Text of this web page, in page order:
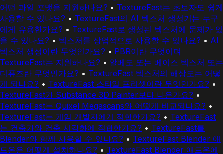
어떤 파일 포맷을 지원하나요? • TextureFast는 초보자도 쉽게
사용할 수 있나요? • TextureFast의 AI 텍스처 생성기는 누구
에게 유용한가요? • TextureFast로 생성된 텍스처에 문제가 있
을 수 있나요? • 텍스처를 상업적으로 사용할 수 있나요? • AI
텍스처 생성이란 무엇인가요? • PBR이란 무엇이며
TextureFast는 지원하나요? • 알베도 또는 베이스 텍스처 또는
디퓨즈란 무엇인가요? • TextureFast 텍스처의 해상도는 어떻
게 되나요? • TextureFast 스타일 프리셋이란 무엇인가요? •
TextureFast가 Substance 3D Painter보다 나은가요? •
TextureFast는 Quixel Megascans와 어떻게 비교되나요? •
TextureFast는 게임 개발자에게 적합한가요? • TextureFast
는 건축가와 건축 시각화에 적합한가요? • TextureFast를
Blender와 함께 사용할 수 있나요? • TextureFast Blender 애
드온은 어떻게 설치하나요? • TextureFast Blender 애드온에